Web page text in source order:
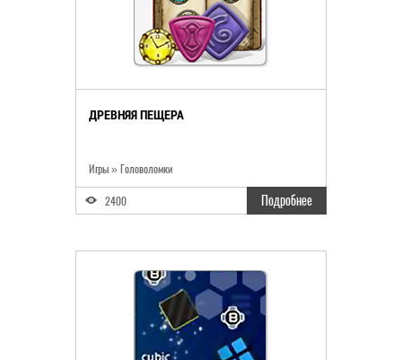
ДРЕВНЯЯ ПЕЩЕРА
Игры » Головоломки
2400 Подробнее